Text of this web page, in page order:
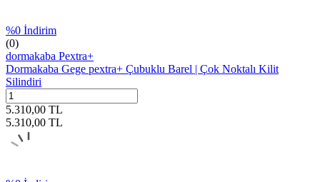
%0 İndirim
(0)
dormakaba Pextra+
Dormakaba Gege pextra+ Çubuklu Barel | Çok Noktalı Kilit
Silindiri
5.310,00 TL
5.310,00 TL